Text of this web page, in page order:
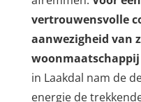
vertrouwensvolle
aanwezigheid van
in Laakdal nam de
energie de